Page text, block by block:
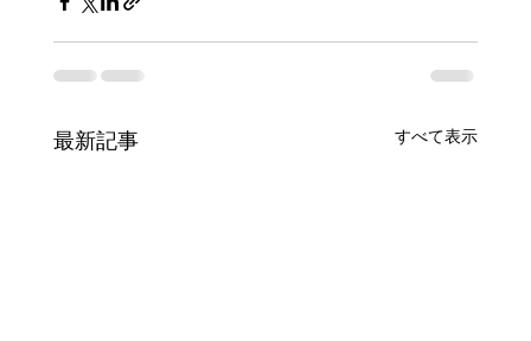
最新記事 すべて表示